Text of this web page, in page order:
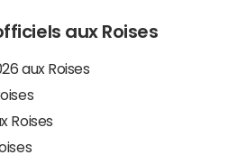
aux Roises
aux Roises
Roises